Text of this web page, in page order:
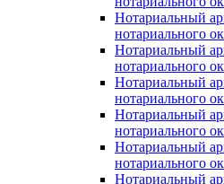
Нотариальный
нотариального
Нотариальный
нотариального
Нотариальный
нотариального
Нотариальный
нотариального
Нотариальный
нотариального
Нотариальный